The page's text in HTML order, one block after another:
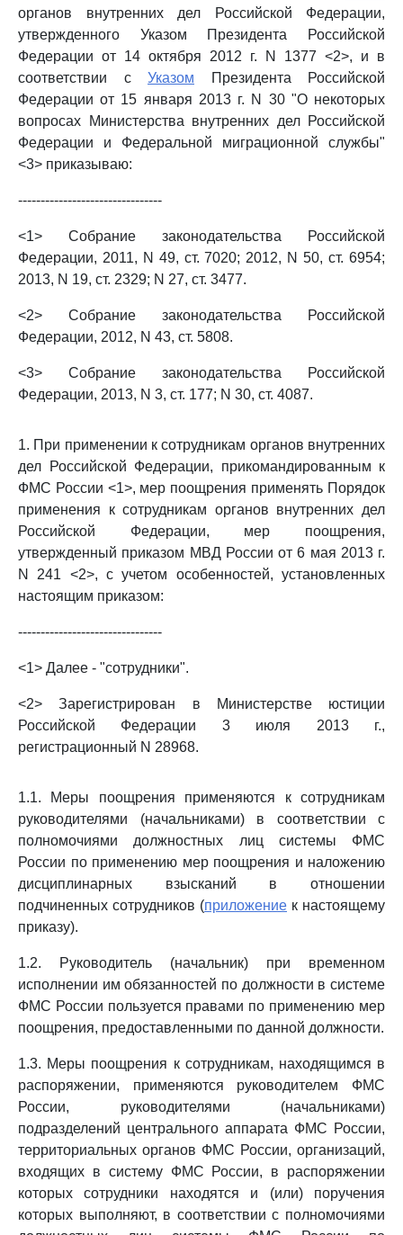
органов внутренних дел Российской Федерации,
утвержденного Указом Президента Российской
Федерации от 14 октября 2012 г. N 1377 <2>, и в
соответствии с Указом Президента Российской
Федерации от 15 января 2013 г. N 30 "О некоторых
вопросах Министерства внутренних дел Российской
Федерации и Федеральной миграционной службы"
<3> приказываю:
--------------------------------
<1> Собрание законодательства Российской
Федерации, 2011, N 49, ст. 7020; 2012, N 50, ст. 6954;
2013, N 19, ст. 2329; N 27, ст. 3477.
<2> Собрание законодательства Российской
Федерации, 2012, N 43, ст. 5808.
<3> Собрание законодательства Российской
Федерации, 2013, N 3, ст. 177; N 30, ст. 4087.
1. При применении к сотрудникам органов внутренних
дел Российской Федерации, прикомандированным к
ФМС России <1>, мер поощрения применять Порядок
применения к сотрудникам органов внутренних дел
Российской Федерации, мер поощрения,
утвержденный приказом МВД России от 6 мая 2013 г.
N 241 <2>, с учетом особенностей, установленных
настоящим приказом:
--------------------------------
<1> Далее - "сотрудники".
<2> Зарегистрирован в Министерстве юстиции
Российской Федерации 3 июля 2013 г.,
регистрационный N 28968.
1.1. Меры поощрения применяются к сотрудникам
руководителями (начальниками) в соответствии с
полномочиями должностных лиц системы ФМС
России по применению мер поощрения и наложению
дисциплинарных взысканий в отношении
подчиненных сотрудников (приложение к настоящему
приказу).
1.2. Руководитель (начальник) при временном
исполнении им обязанностей по должности в системе
ФМС России пользуется правами по применению мер
поощрения, предоставленными по данной должности.
1.3. Меры поощрения к сотрудникам, находящимся в
распоряжении, применяются руководителем ФМС
России, руководителями (начальниками)
подразделений центрального аппарата ФМС России,
территориальных органов ФМС России, организаций,
входящих в систему ФМС России, в распоряжении
которых сотрудники находятся и (или) поручения
которых выполняют, в соответствии с полномочиями